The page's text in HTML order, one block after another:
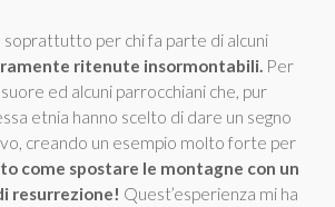
, soprattutto per chi fa parte di alcuni
ritenute insormontabili. Per
ed alcuni parrocchiani che, pur
etnia hanno scelto di dare un segno
creando un esempio molto forte per
come spostare le montagne con un
resurrezione! Quest’esperienza mi ha